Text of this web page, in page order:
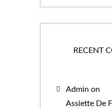
RECENT
Admin on
Assiette De